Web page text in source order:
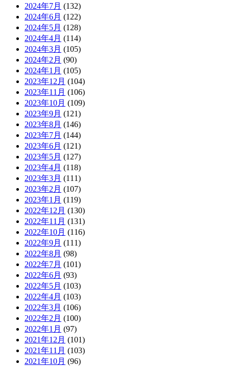
2024年7月 (132)
2024年6月 (122)
2024年5月 (128)
2024年4月 (114)
2024年3月 (105)
2024年2月 (90)
2024年1月 (105)
2023年12月 (104)
2023年11月 (106)
2023年10月 (109)
2023年9月 (121)
2023年8月 (146)
2023年7月 (144)
2023年6月 (121)
2023年5月 (127)
2023年4月 (118)
2023年3月 (111)
2023年2月 (107)
2023年1月 (119)
2022年12月 (130)
2022年11月 (131)
2022年10月 (116)
2022年9月 (111)
2022年8月 (98)
2022年7月 (101)
2022年6月 (93)
2022年5月 (103)
2022年4月 (103)
2022年3月 (106)
2022年2月 (100)
2022年1月 (97)
2021年12月 (101)
2021年11月 (103)
2021年10月 (96)